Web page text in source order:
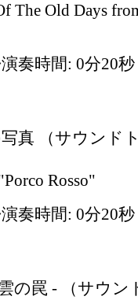
Old Days
奏時間: 0分20
真 （サウンド
Rosso"
奏時間: 0分20
の罠 - （サウン